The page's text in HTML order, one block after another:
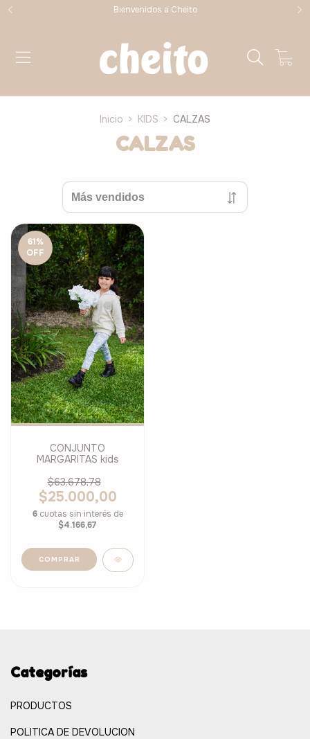
Bienvenidos a Cheito
Inicio > KIDS > CALZAS
CALZAS
61%
OFF
CONJUNTO
MARGARITAS kids
$63.678,78
$25.000,00
6 cuotas sin interés de
$4.166,67
COMPRAR
Categorías
PRODUCTOS
POLITICA DE DEVOLUCION